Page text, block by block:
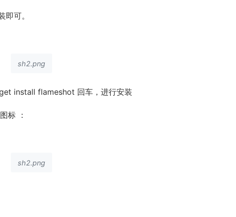
可。
sh2.png
install flameshot 回车，进行安装
标 ：
sh2.png